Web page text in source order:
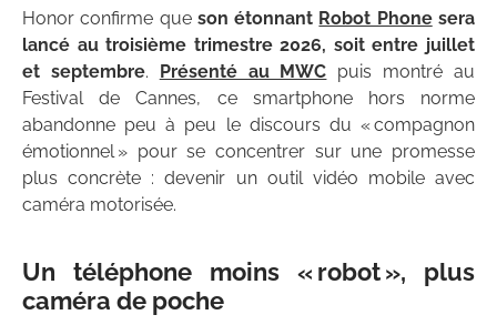
Honor confirme que son étonnant Robot Phonesera
lancé au troisième trimestre 2026, soit entre juillet
et septembre. Présenté au MWC puis montré au
Festival de Cannes, ce smartphone hors norme
abandonne peu à peu le discours du « compagnon
émotionnel » pour se concentrer sur une promesse
plus concrète : devenir un outil vidéo mobile avec
caméra motorisée.
Un téléphone moins « robot », plus
caméra de poche